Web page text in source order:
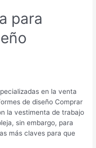
para
en la venta
de diseño Comprar
la vestimenta de trabajo
sin embargo, para
más claves para que